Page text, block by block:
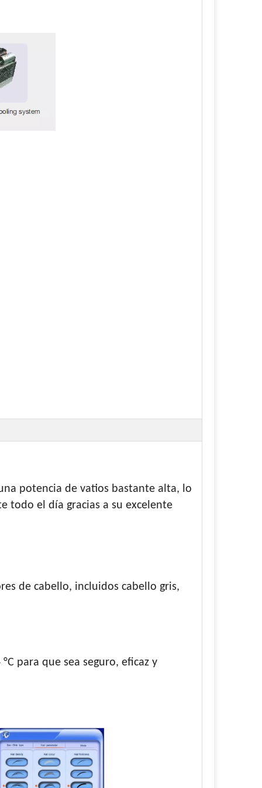
potencia de vatios bastante alta, lo
todo el día gracias a su excelente
de cabello, incluidos cabello gris,
para que sea seguro, eficaz y